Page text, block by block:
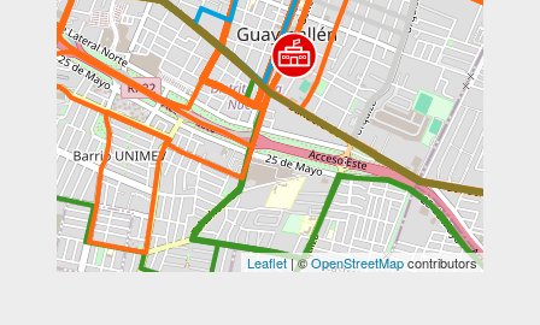
Leaflet| ©OpenStreetMapcontributors